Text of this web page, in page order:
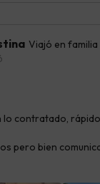
Viajó en familia
lo contratado,
pero bien